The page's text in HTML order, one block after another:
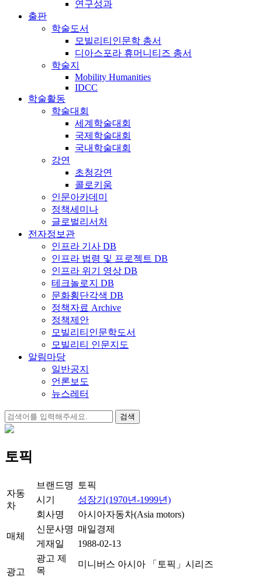
연구성과
출판
학술도서
모빌리티인문학 총서
디아스포라 휴머니티즈 총서
학술지
Mobility Humanities
IDCC
학술활동
학술대회
세계학술대회
국제학술대회
국내학술대회
강연
초청강연
콜로키움
인문아카데미
정책세미나
글로벌리서처
전자정보관
인프라 기사 DB
인프라 법령 및 프로젝트 DB
인프라 위기 영상 DB
테크놀로지 DB
문화횡단각색 DB
정책자료 Archive
정책제안
모빌리티인문학도서
모빌리티 인문지도
알림마당
일반공지
언론보도
뉴스레터
검
색:
토픽
자동
차
브랜드명
토픽
시기
성장기(1970년-1999년)
회사명
아시아자동차(Asia motors)
매체
신문사명 매일경제
게재일
1988-02-13
광고
광고 제
목
미니버스 아시아 「토픽」시리즈